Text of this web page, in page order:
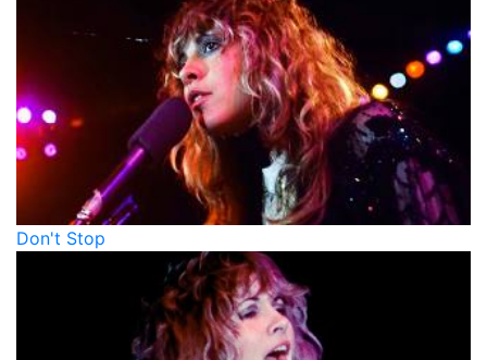
Don't Stop